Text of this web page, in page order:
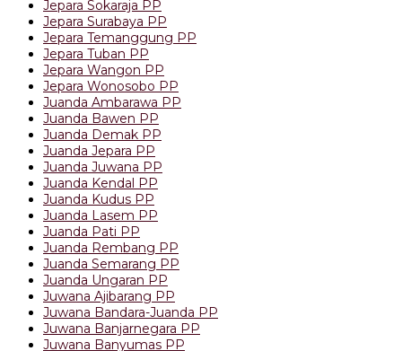
Jepara Sokaraja PP
Jepara Surabaya PP
Jepara Temanggung PP
Jepara Tuban PP
Jepara Wangon PP
Jepara Wonosobo PP
Juanda Ambarawa PP
Juanda Bawen PP
Juanda Demak PP
Juanda Jepara PP
Juanda Juwana PP
Juanda Kendal PP
Juanda Kudus PP
Juanda Lasem PP
Juanda Pati PP
Juanda Rembang PP
Juanda Semarang PP
Juanda Ungaran PP
Juwana Ajibarang PP
Juwana Bandara-Juanda PP
Juwana Banjarnegara PP
Juwana Banyumas PP